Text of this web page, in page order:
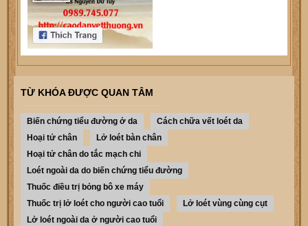
TỪ KHÓA ĐƯỢC QUAN TÂM
Biến chứng tiểu đường ở da
Cách chữa vết loét da
Hoại tử chân
Lở loét bàn chân
Hoại tử chân do tắc mạch chi
Loét ngoài da do biến chứng tiểu đường
Thuốc điều trị bỏng bô xe máy
Thuốc trị lở loét cho người cao tuổi
Lở loét vùng cùng cụt
Lở loét ngoài da ở người cao tuổi